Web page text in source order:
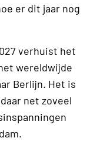
er dit jaar nog
verhuist het
wereldwijde
Berlijn. Het is
net zoveel